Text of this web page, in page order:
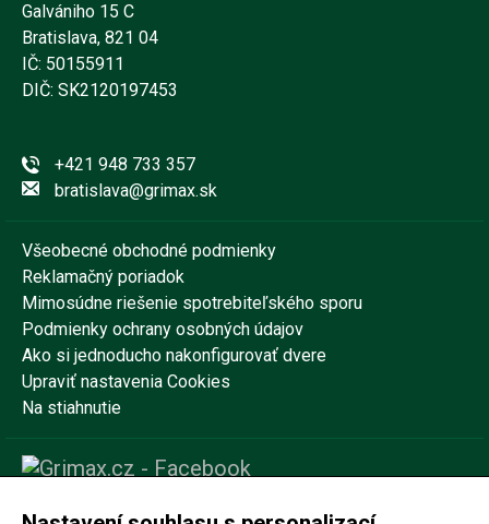
Galvániho 15 C
Bratislava, 821 04
IČ: 50155911
DIČ: SK2120197453
+421 948 733 357
bratislava@grimax.sk
Všeobecné obchodné podmienky
Reklamačný poriadok
Mimosúdne riešenie spotrebiteľského sporu
Podmienky ochrany osobných údajov
Ako si jednoducho nakonfigurovať dvere
Upraviť nastavenia Cookies
Na stiahnutie